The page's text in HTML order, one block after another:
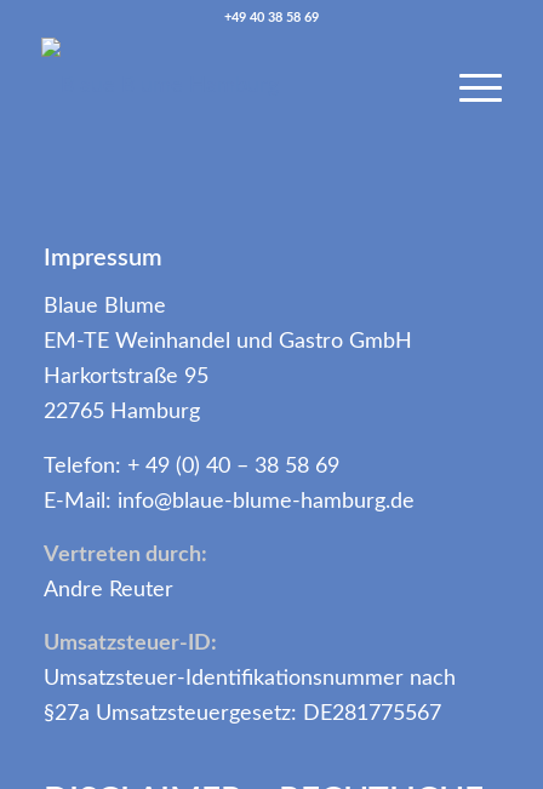
+49 40 38 58 69
Impressum
Blaue Blume
EM-TE Weinhandel und Gastro GmbH
Harkortstraße 95
22765 Hamburg
Telefon: + 49 (0) 40 – 38 58 69
E-Mail: info@blaue-blume-hamburg.de
Vertreten durch:
Andre Reuter
Umsatzsteuer-ID:
Umsatzsteuer-Identifikationsnummer nach
§27a Umsatzsteuergesetz: DE281775567